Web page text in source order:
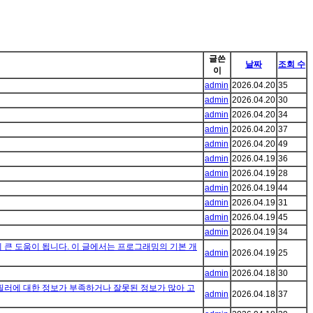
글쓴
이
날짜 조회 수
admin 2026.04.20 35
admin 2026.04.20 30
admin 2026.04.20 34
admin 2026.04.20 37
admin 2026.04.20 49
admin 2026.04.19 36
admin 2026.04.19 28
admin 2026.04.19 44
admin 2026.04.19 31
admin 2026.04.19 45
admin 2026.04.19 34
도움이 됩니다. 이 글에서는 프로그래밍의 기본 개
admin 2026.04.19 25
admin 2026.04.18 30
에 대한 정보가 부족하거나 잘못된 정보가 많아 고
admin 2026.04.18 37